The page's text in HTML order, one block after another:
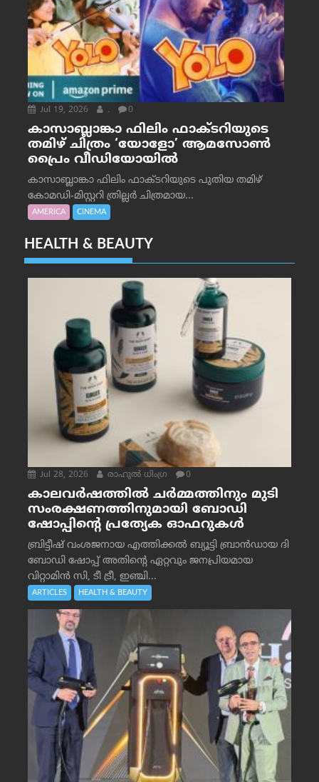
Jul 19, 2026 . 0
കാസാബ്ലാങ്കാ ഫിലിം ഫാക്ടറിയുടെ
തമിഴ് ചിത്രം ‘യോളോ’ ആമസോൺ
പ്രൈം വീഡിയോയിൽ
കാസാബ്ലാങ്കാ ഫിലിം ഫാക്ടറിയുടെ പുതിയ തമിഴ്
കോമഡി-മിസ്റ്ററി ത്രില്ലർ ചിത്രമായ...
AMERICA CINEMA
HEALTH & BEAUTY
Jul 28, 2026 രാഹുല്‍ ധിംഗ്ര 0
കാലവർഷത്തിൽ ചർമ്മത്തിനും മുടി
സംരക്ഷണത്തിനുമായി ബോഡി
ഷോപ്പിന്റെ പ്രത്യേക ഓഫറുകൾ
ബ്രിട്ടീഷ് വംശജനായ എത്തിക്കൽ ബ്യൂട്ടി ബ്രാൻഡായ ദി
ബോഡി ഷോപ്പ് അതിന്റെ ഏറ്റവും ജനപ്രിയമായ
വിറ്റാമിൻ സി, ടീ ട്രീ, ഇഞ്ചി...
ARTICLES HEALTH & BEAUTY